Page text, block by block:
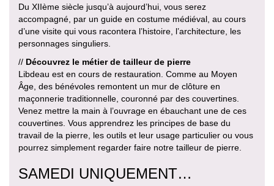
Du XIIème siècle jusqu’à aujourd’hui, vous serez
accompagné, par un guide en costume médiéval, au cours
d’une visite qui vous racontera l’histoire, l’architecture, les
personnages singuliers.
// Découvrez le métier de tailleur de pierre
Libdeau est en cours de restauration. Comme au Moyen
Âge, des bénévoles remontent un mur de clôture en
maçonnerie traditionnelle, couronné par des couvertines.
Venez mettre la main à l’ouvrage en ébauchant une de ces
couvertines. Vous apprendrez les principes de base du
travail de la pierre, les outils et leur usage particulier ou vous
pourrez simplement regarder faire notre tailleur de pierre.
SAMEDI UNIQUEMENT…